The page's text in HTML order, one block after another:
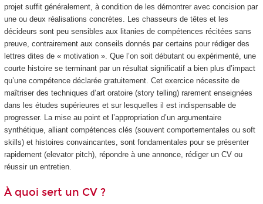
projet suffit généralement, à condition de les démontrer avec concision par
une ou deux réalisations concrètes. Les chasseurs de têtes et les
décideurs sont peu sensibles aux litanies de compétences récitées sans
preuve, contrairement aux conseils donnés par certains pour rédiger des
lettres dites de « motivation ». Que l’on soit débutant ou expérimenté, une
courte histoire se terminant par un résultat significatif a bien plus d’impact
qu’une compétence déclarée gratuitement. Cet exercice nécessite de
maîtriser des techniques d’art oratoire (story telling) rarement enseignées
dans les études supérieures et sur lesquelles il est indispensable de
progresser. La mise au point et l’appropriation d’un argumentaire
synthétique, alliant compétences clés (souvent comportementales ou soft
skills) et histoires convaincantes, sont fondamentales pour se présenter
rapidement (elevator pitch), répondre à une annonce, rédiger un CV ou
réussir un entretien.
À quoi sert un CV ?